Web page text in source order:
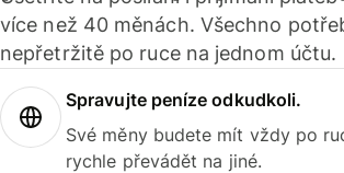
více než 40 měnách. Všechno
nepřetržitě po ruce na jednom účtu.
Spravujte peníze odkudkoli.
Své měny budete mít vždy po
rychle převádět na jiné.